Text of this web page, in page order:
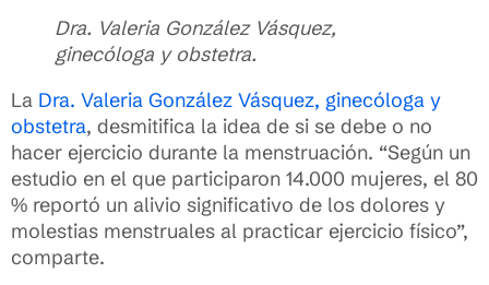
Dra. Valeria González Vásquez,
ginecóloga y obstetra.
La Dra. Valeria González Vásquez, ginecóloga y
obstetra, desmitifica la idea de si se debe o no
hacer ejercicio durante la menstruación. “Según un
estudio en el que participaron 14.000 mujeres, el 80
% reportó un alivio significativo de los dolores y
molestias menstruales al practicar ejercicio físico”,
comparte.